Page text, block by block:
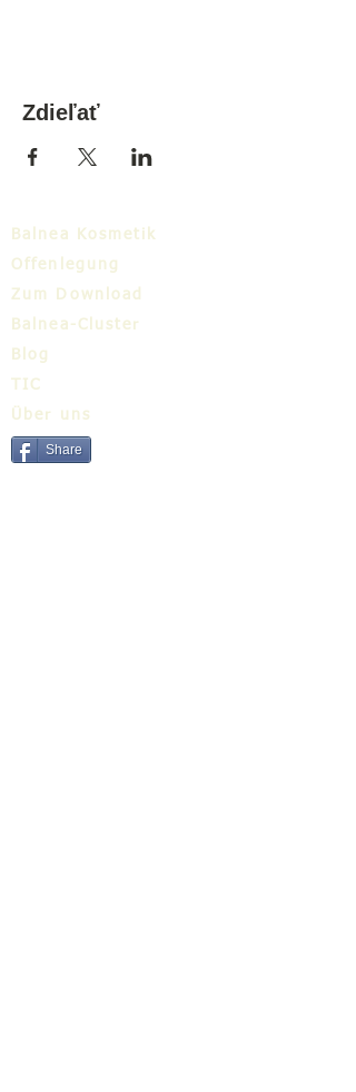
Zdieľať
Balnea Kosmetik
Offenlegung
Zum Download
Balnea-Cluster
Blog
TIC
Über uns
Share